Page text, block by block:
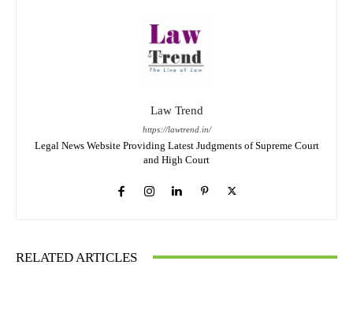
Law Trend
https://lawtrend.in/
Legal News Website Providing Latest Judgments of Supreme Court
and High Court
RELATED ARTICLES